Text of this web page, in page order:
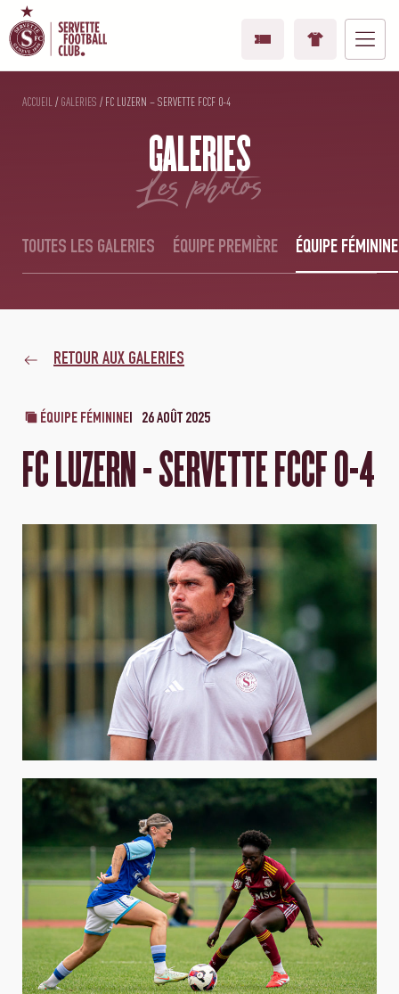
ACCUEIL /GALERIES /FC LUZERN – SERVETTE FCCF 0-4
GALERIES
les photos
TOUTES LES GALERIES ÉQUIPE PREMIÈRE ÉQUIPE FÉMININE
RETOUR AUX GALERIES
ÉQUIPE FÉMININE 26 AOÛT 2025
FC LUZERN - SERVETTE FCCF 0-4